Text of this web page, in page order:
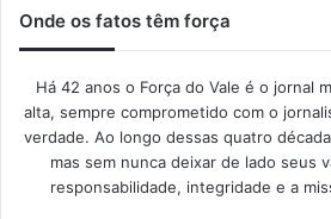
Onde os fatos têm força
Há 42 anos o Força do Vale é o jornal
alta, sempre comprometido com o
verdade. Ao longo dessas quatro
mas sem nunca deixar de lado seus
responsabilidade, integridade e a